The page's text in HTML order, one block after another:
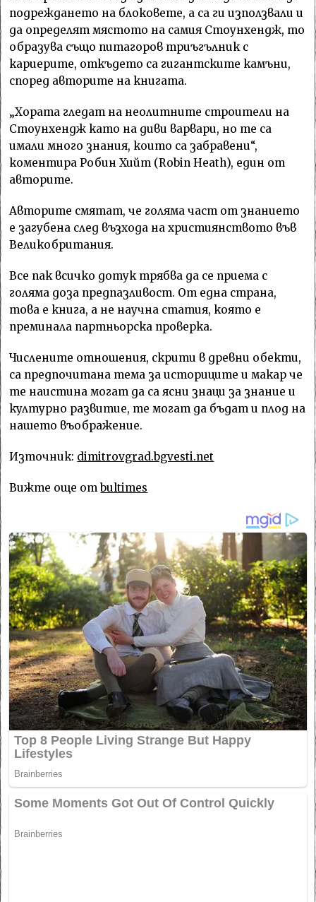
подреждането на блоковете, а са ги използвали и
да определят мястото на самия Стоунхендж, то
образува също питагоров триъгълник с
кариерите, откъдето са гигантските камъни,
според авторите на книгата.
„Хората гледат на неолитните строители на
Стоунхендж като на диви варвари, но те са
имали много знания, които са забравени“,
коментира Робин Хийт (Robin Heath), един от
авторите.
Авторите смятат, че голяма част от знанието
е загубена след възхода на християнството във
Великобритания.
Все пак всичко дотук трябва да се приема с
голяма доза предпазливост. От една страна,
това е книга, а не научна статия, която е
преминала партньорска проверка.
Числените отношения, скрити в древни обекти,
са предпочитана тема за историците и макар че
те наистина могат да са ясни знаци за знание и
културно развитие, те могат да бъдат и плод на
нашето въображение.
Източник: dimitrovgrad.bgvesti.net
Вижте още отbultimes